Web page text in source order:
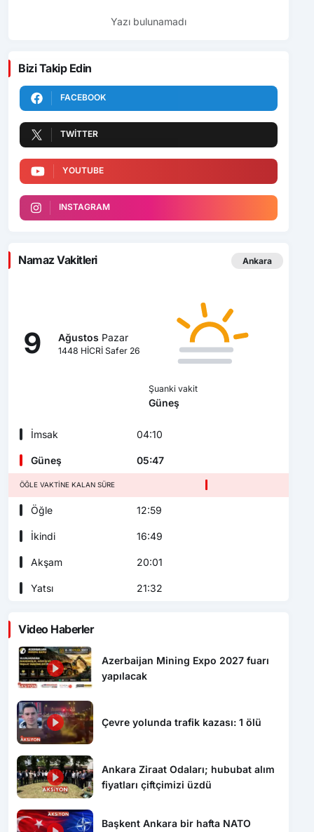
Yazı bulunamadı
Bizi Takip Edin
FACEBOOK
TWITTER
YOUTUBE
INSTAGRAM
Namaz Vakitleri Ankara
9 Ağustos Pazar
1448 HİCRİ Safer 26
Şuanki vakit
Güneş
İmsak 04:10
Güneş 05:47
ÖĞLE VAKTINE KALAN SÜRE
Öğle 12:59
İkindi 16:49
Akşam 20:01
Yatsı 21:32
Video Haberler
Azerbaijan Mining Expo 2027 fuarı
yapılacak
Çevre yolunda trafik kazası: 1 ölü
Ankara Ziraat Odaları; hububat alım
fiyatları çiftçimizi üzdü
Başkent Ankara bir hafta NATO